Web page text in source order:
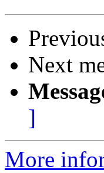
Next
]
More